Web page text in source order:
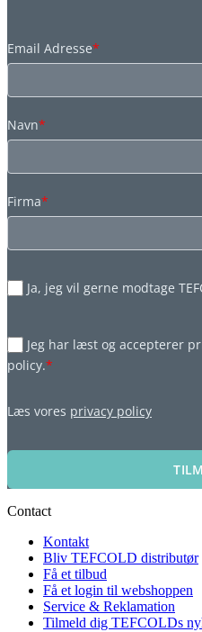
Email Adresse*
Navn*
Firma*
Ja, jeg vil gerne modtage
Jeg har læst og accepterer
policy.*
Læs vores privacy policy
Contact
Kontakt
Bliv TEFCOLD distributør
Få et tilbud
Få et login til webshoppen
Service & Reklamation
Tilmeld dig TEFCOLDs